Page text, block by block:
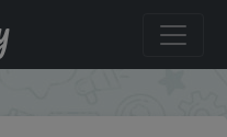
2-3 персоны